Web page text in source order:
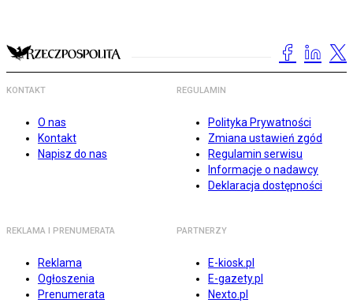
KONTAKT
O nas
Kontakt
Napisz do nas
REGULAMIN
Polityka Prywatności
Zmiana ustawień zgód
Regulamin serwisu
Informacje o nadawcy
Deklaracja dostępności
REKLAMA I PRENUMERATA
Reklama
Ogłoszenia
Prenumerata
PARTNERZY
E-kiosk.pl
E-gazety.pl
Nexto.pl